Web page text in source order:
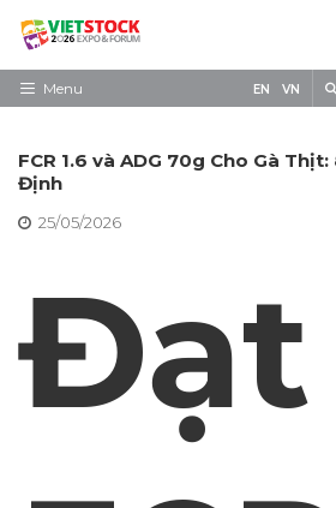
Skip
contentMenu
Về triển lãm
Trưng Bày
Tin tức
Liên Hệ
EN VN
FCR 1.6 và ADG 70g Cho Gà
Định
25/05/2026
Đạt